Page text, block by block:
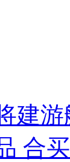
建
合